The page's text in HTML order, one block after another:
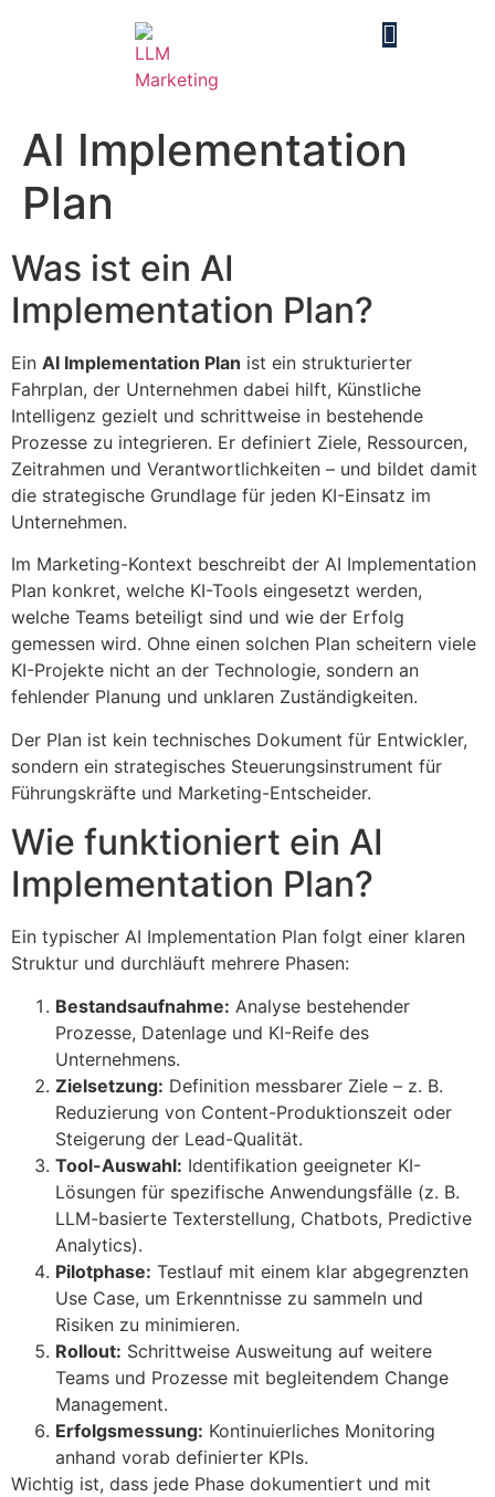
AI Implementation
Plan
Was ist ein AI
Implementation Plan?
Ein AI Implementation Plan ist ein strukturierter
Fahrplan, der Unternehmen dabei hilft, Künstliche
Intelligenz gezielt und schrittweise in bestehende
Prozesse zu integrieren. Er definiert Ziele, Ressourcen,
Zeitrahmen und Verantwortlichkeiten – und bildet damit
die strategische Grundlage für jeden KI-Einsatz im
Unternehmen.
Im Marketing-Kontext beschreibt der AI Implementation
Plan konkret, welche KI-Tools eingesetzt werden,
welche Teams beteiligt sind und wie der Erfolg
gemessen wird. Ohne einen solchen Plan scheitern viele
KI-Projekte nicht an der Technologie, sondern an
fehlender Planung und unklaren Zuständigkeiten.
Der Plan ist kein technisches Dokument für Entwickler,
sondern ein strategisches Steuerungsinstrument für
Führungskräfte und Marketing-Entscheider.
Wie funktioniert ein AI
Implementation Plan?
Ein typischer AI Implementation Plan folgt einer klaren
Struktur und durchläuft mehrere Phasen:
Bestandsaufnahme: Analyse bestehender
Prozesse, Datenlage und KI-Reife des
Unternehmens.
Zielsetzung: Definition messbarer Ziele – z. B.
Reduzierung von Content-Produktionszeit oder
Steigerung der Lead-Qualität.
Tool-Auswahl: Identifikation geeigneter KI-
Lösungen für spezifische Anwendungsfälle (z. B.
LLM-basierte Texterstellung, Chatbots, Predictive
Analytics).
Pilotphase: Testlauf mit einem klar abgegrenzten
Use Case, um Erkenntnisse zu sammeln und
Risiken zu minimieren.
Rollout: Schrittweise Ausweitung auf weitere
Teams und Prozesse mit begleitendem Change
Management.
Erfolgsmessung: Kontinuierliches Monitoring
anhand vorab definierter KPIs.
Wichtig ist, dass jede Phase dokumentiert und mit